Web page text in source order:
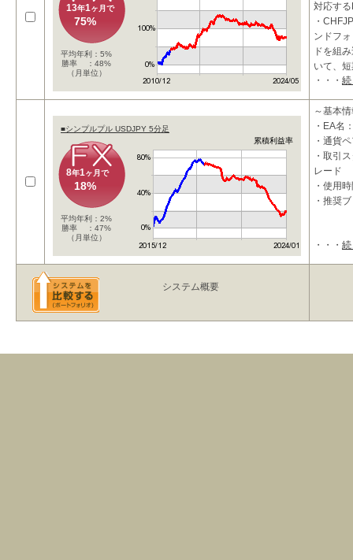
13年1ヶ月で
75%
平均年利：5%
勝率 ：48%
（月単位）
対応す
・
ンドフ
ドを組
いて、
・最大
・・・
■シンプルプル USDJPY 5分足
累積利益率
8年1ヶ月で
18%
平均年利：2%
勝率 ：47%
（月単位）
～基本
・EA名
・通貨
・取引
レード
・使用
・推奨
～概要～
・・・
システム概要